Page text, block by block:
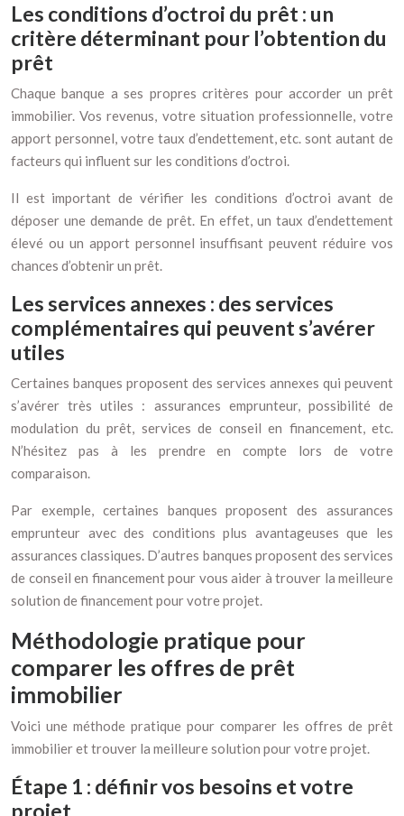
Les conditions d’octroi du prêt : un
critère déterminant pour l’obtention du
prêt
Chaque banque a ses propres critères pour accorder un prêt
immobilier. Vos revenus, votre situation professionnelle, votre
apport personnel, votre taux d’endettement, etc. sont autant de
facteurs qui influent sur les conditions d’octroi.
Il est important de vérifier les conditions d’octroi avant de
déposer une demande de prêt. En effet, un taux d’endettement
élevé ou un apport personnel insuffisant peuvent réduire vos
chances d’obtenir un prêt.
Les services annexes : des services
complémentaires qui peuvent s’avérer
utiles
Certaines banques proposent des services annexes qui peuvent
s’avérer très utiles : assurances emprunteur, possibilité de
modulation du prêt, services de conseil en financement, etc.
N’hésitez pas à les prendre en compte lors de votre
comparaison.
Par exemple, certaines banques proposent des assurances
emprunteur avec des conditions plus avantageuses que les
assurances classiques. D’autres banques proposent des services
de conseil en financement pour vous aider à trouver la meilleure
solution de financement pour votre projet.
Méthodologie pratique pour
comparer les offres de prêt
immobilier
Voici une méthode pratique pour comparer les offres de prêt
immobilier et trouver la meilleure solution pour votre projet.
Étape 1 : définir vos besoins et votre
projet